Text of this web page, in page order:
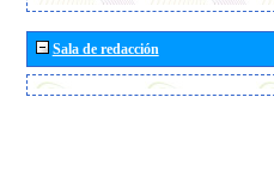
Sala de redacción